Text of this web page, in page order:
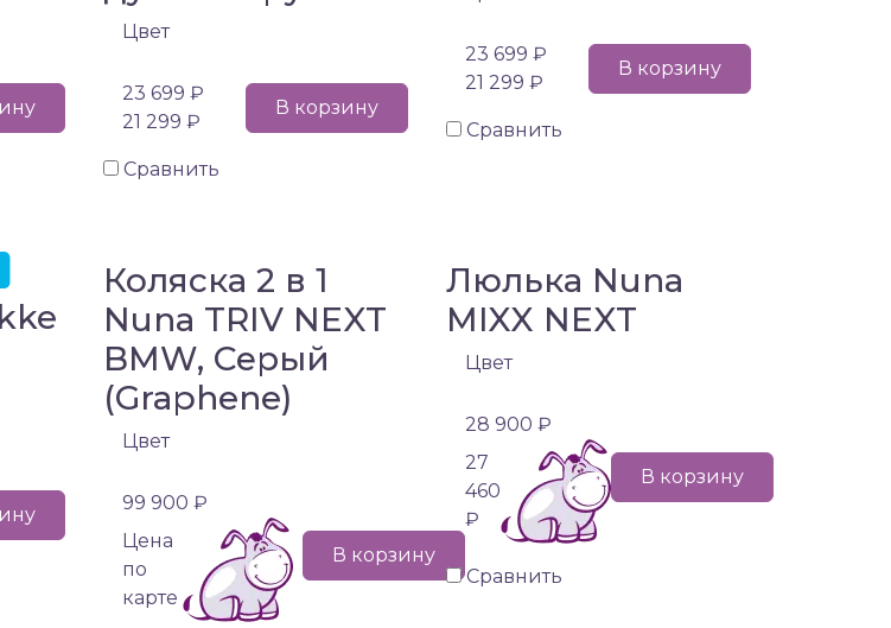
Цвет
23 699 ₽
21 299 ₽
В корзину
Сравнить
23 699 ₽
21 299 ₽
В корзину
Сравнить
Коляска 2 в 1
Nuna TRIV NEXT
BMW, Серый
(Graphene)
Цвет
99 900 ₽
Цена
по
карте
В корзину
Люлька Nuna
MIXX NEXT
Цвет
28 900 ₽
27
460
₽
В корзину
Сравнить